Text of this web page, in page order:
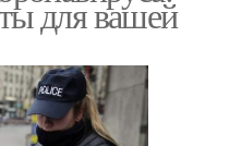
для вашей